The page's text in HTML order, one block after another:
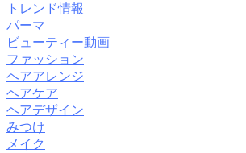
トレンド情報
パーマ
ビューティー動画
ファッション
ヘアアレンジ
ヘアケア
ヘアデザイン
みつけ
メイク